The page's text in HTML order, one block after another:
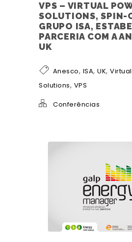
VPS – VIRTUAL
SOLUTIONS, SPIN-
GRUPO ISA,
PARCERIA COM A
UK
Anesco, ISA, UK,
Solutions, VPS
Conferências